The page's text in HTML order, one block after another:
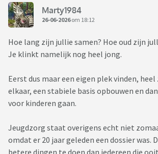
Marty1984
26-06-2026om 18:12
Hoe lang zijn jullie samen? Hoe oud zijn
Je klinkt namelijk nog heel jong.
Eerst dus maar een eigen plek vinden, heel
elkaar, een stabiele basis opbouwen en
voor kinderen gaan.
Jeugdzorg staat overigens echt niet
omdat er 20 jaar geleden een dossier was.